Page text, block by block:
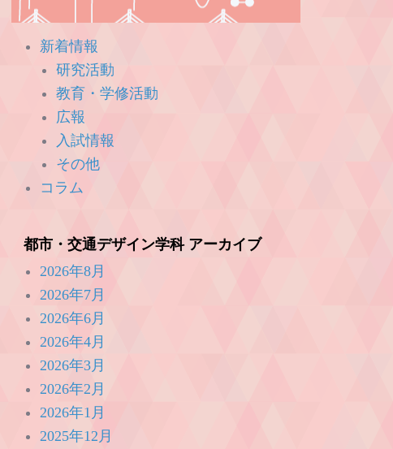
新着情報
研究活動
教育・学修活動
広報
入試情報
その他
コラム
都市・交通デザイン学科 アーカイブ
2026年8月
2026年7月
2026年6月
2026年4月
2026年3月
2026年2月
2026年1月
2025年12月